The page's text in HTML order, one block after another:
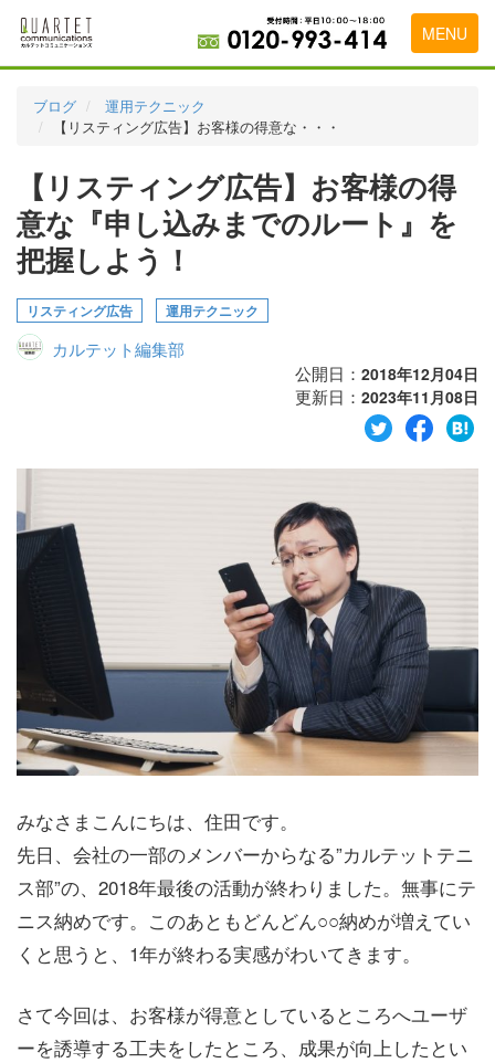
MENU
料金表
実績・お客様の声
初めて導入をお考えの方
代理店の乗り換えをお考えの方
広告代理店・HP制作会社様へ
お申し込みから運用開始までの流れ
ブログ
運用テクニック
【リスティング広告】お客様の得意な・・・
【リスティング広告】お客様の得
意な『申し込みまでのルート』を
把握しよう！
リスティング広告 運用テクニック
カルテット編集部
公開日： 2018年12月04日
更新日： 2023年11月08日
みなさまこんにちは、住田です。
先日、会社の一部のメンバーからなる”カルテットテニ
ス部”の、2018年最後の活動が終わりました。無事にテ
ニス納めです。このあともどんどん○○納めが増えてい
くと思うと、1年が終わる実感がわいてきます。
さて今回は、お客様が得意としているところへユーザ
ーを誘導する工夫をしたところ、成果が向上したとい